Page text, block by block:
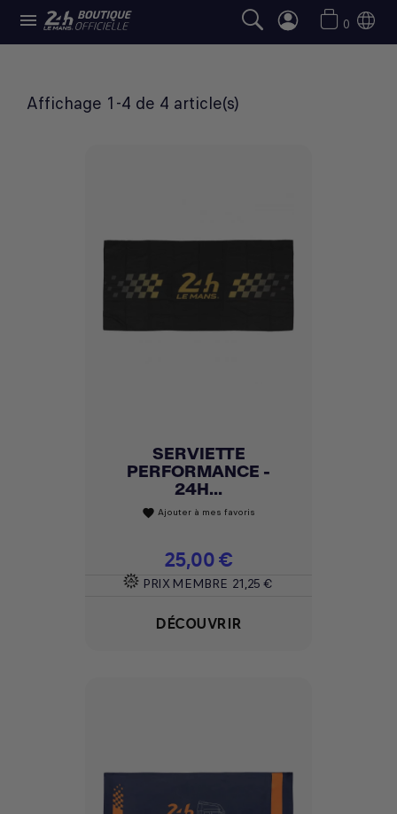
 0
SERVIETTES
Affichage 1-4 de 4 article(s)
SERVIETTE
PERFORMANCE -
24H...
favorite Ajouter à mes favoris
Prix
25,00 €
PRIX MEMBRE 21,25 €
DÉCOUVRIR